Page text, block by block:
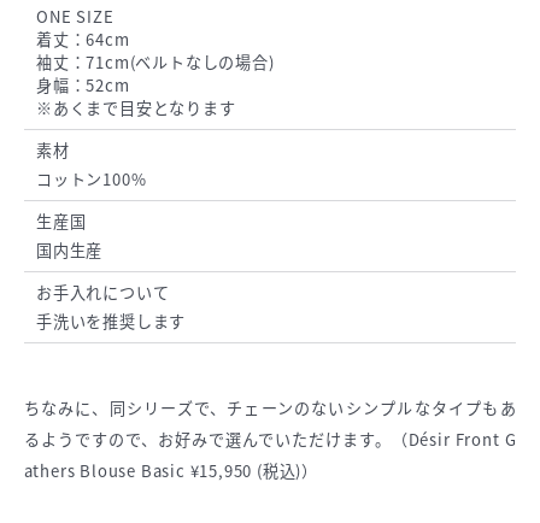
ONE SIZE
着丈：64cm
袖丈：71cm(ベルトなしの場合)
身幅：52cm
※あくまで目安となります
素材
コットン100%
生産国
国内生産
お手入れについて
手洗いを推奨します
ちなみに、同シリーズで、チェーンのないシンプルなタイプもあ
るようですので、お好みで選んでいただけます。（Désir Front G
athers Blouse Basic ¥15,950 (税込)）